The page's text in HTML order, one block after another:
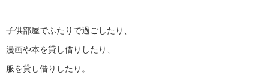
子供部屋でふたりで過ごしたり、
漫画や本を貸し借りしたり、
服を貸し借りしたり。